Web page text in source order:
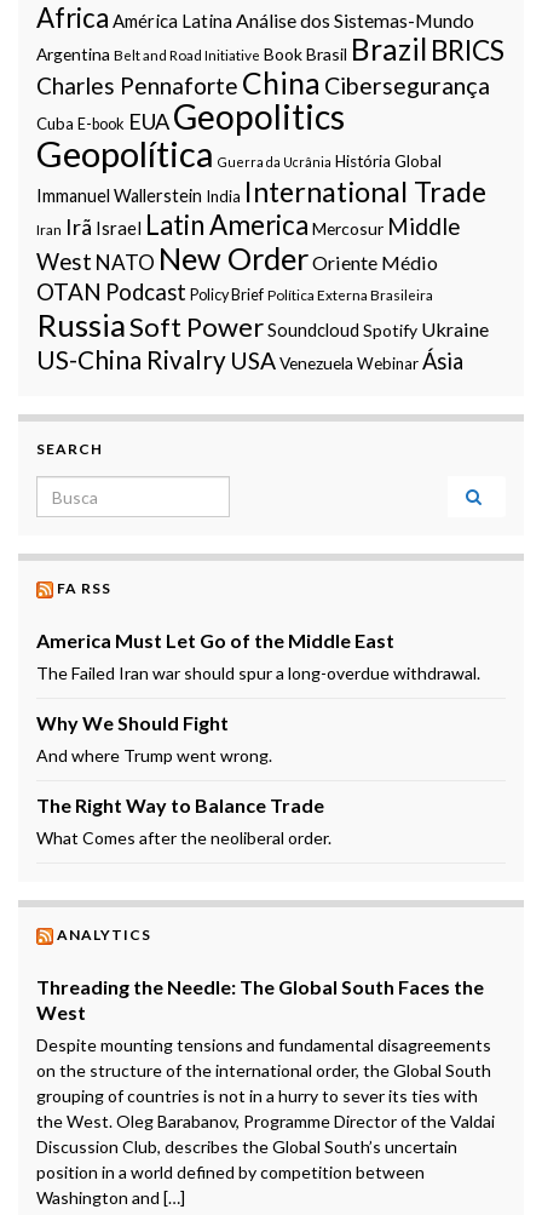
Africa América LatinaAnálise dos Sistemas-Mundo
Argentina Belt and Road Initiative BookBrasil Brazil BRICS
Charles Pennaforte China Cibersegurança
Cuba E-book EUAGeopolitics
Geopolítica Guerra da Ucrânia História Global
Immanuel Wallerstein India International Trade
Iran Irã Israel Latin America Mercosur Middle
West NATO New OrderOriente Médio
OTAN Podcast Policy Brief Política Externa Brasileira
RussiaSoft PowerSoundcloud Spotify Ukraine
US-China Rivalry USAVenezuela WebinarÁsia
SEARCH
Search for:
FA RSS
America Must Let Go of the Middle East
The Failed Iran war should spur a long-overdue withdrawal.
Why We Should Fight
And where Trump went wrong.
The Right Way to Balance Trade
What Comes after the neoliberal order.
ANALYTICS
Threading the Needle: The Global South Faces the
West
Despite mounting tensions and fundamental disagreements
on the structure of the international order, the Global South
grouping of countries is not in a hurry to sever its ties with
the West. Oleg Barabanov, Programme Director of the Valdai
Discussion Club, describes the Global South’s uncertain
position in a world defined by competition between
Washington and […]